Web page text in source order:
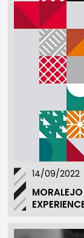
14/09/2022